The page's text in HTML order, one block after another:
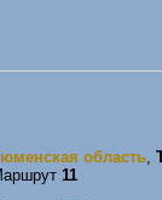
область,
11